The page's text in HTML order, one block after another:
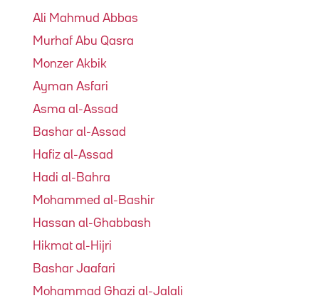
Ali Mahmud Abbas
Murhaf Abu Qasra
Monzer Akbik
Ayman Asfari
Asma al-Assad
Bashar al-Assad
Hafiz al-Assad
Hadi al-Bahra
Mohammed al-Bashir
Hassan al-Ghabbash
Hikmat al-Hijri
Bashar Jaafari
Mohammad Ghazi al-Jalali